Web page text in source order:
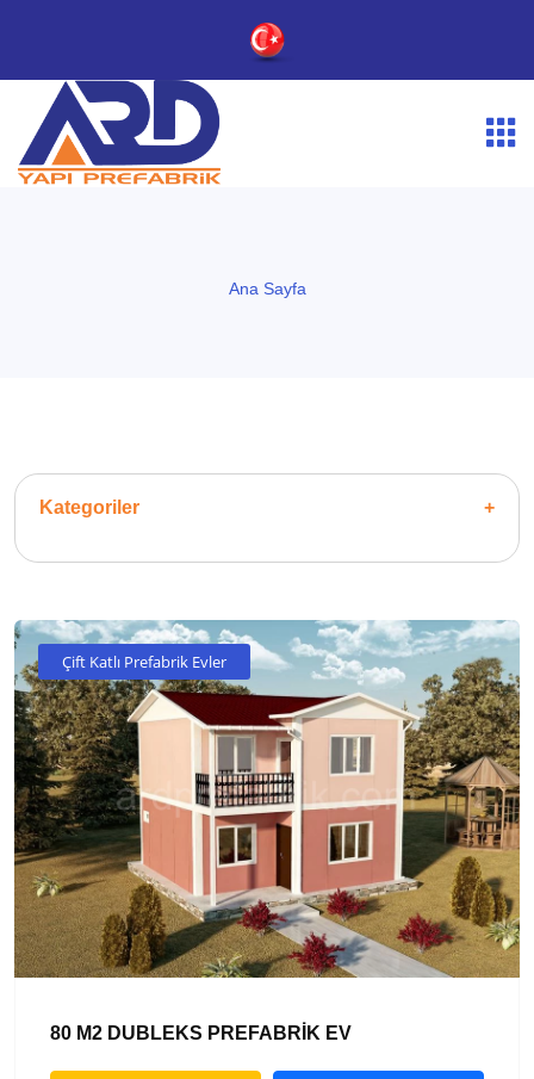
Ana Sayfa
Kategoriler +
Çift Katlı Prefabrik Evler
80 M2 DUBLEKS PREFABRİK EV